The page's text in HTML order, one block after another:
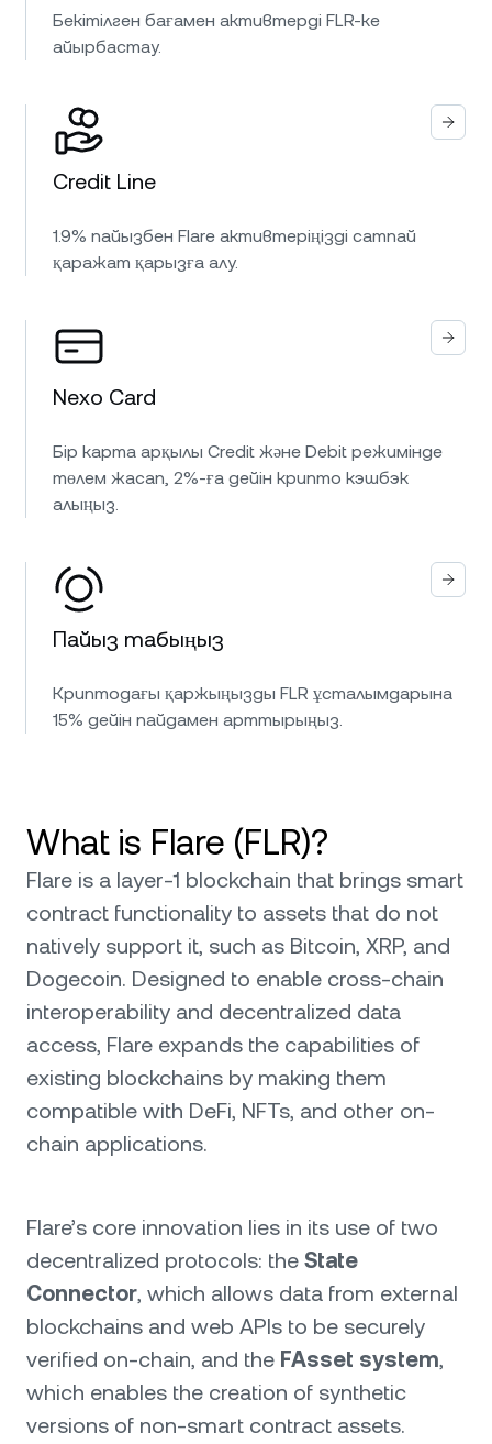
Бекітілген бағамен активтерді FLR-ке
айырбастау.
Credit Line
1.9% пайызбен Flare активтеріңізді сатпай
қаражат қарызға алу.
Nexo Card
Бір карта арқылы Credit және Debit режимінде
төлем жасап, 2%-ға дейін крипто кэшбэк
алыңыз.
Пайыз табыңыз
Криптодағы қаржыңызды FLR ұсталымдарына
15% дейін пайдамен арттырыңыз.
What is Flare (FLR)?
Flare is a layer-1 blockchain that brings smart
contract functionality to assets that do not
natively support it, such as Bitcoin, XRP, and
Dogecoin. Designed to enable cross-chain
interoperability and decentralized data
access, Flare expands the capabilities of
existing blockchains by making them
compatible with DeFi, NFTs, and other on-
chain applications.
Flare’s core innovation lies in its use of two
decentralized protocols: the State
Connector, which allows data from external
blockchains and web APIs to be securely
verified on-chain, and the FAsset system,
which enables the creation of synthetic
versions of non-smart contract assets.